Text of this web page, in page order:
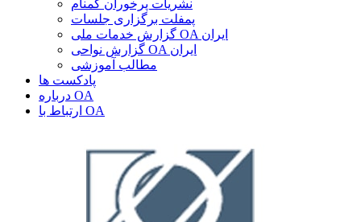
نشریات پرخوران گمنام
پمفلت برگزاری جلسات
گزارش خدمات ملی OA ایران
گزارش نواحی OA ایران
مطالب آموزشی
پادکست ها
درباره OA
ارتباط با OA